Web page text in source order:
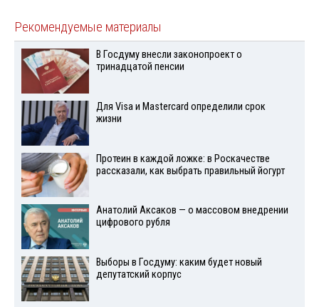
Рекомендуемые материалы
В Госдуму внесли законопроект о
тринадцатой пенсии
Для Visа и Mastercard определили срок
жизни
Протеин в каждой ложке: в Роскачестве
рассказали, как выбрать правильный йогурт
Анатолий Аксаков — о массовом внедрении
цифрового рубля
Выборы в Госдуму: каким будет новый
депутатский корпус